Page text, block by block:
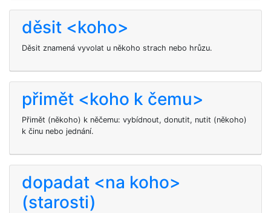
děsit <koho>
Děsit znamená vyvolat u někoho strach nebo hrůzu.
přimět <koho k čemu>
Přimět (někoho) k něčemu: vybídnout, donutit, nutit (někoho)
k činu nebo jednání.
dopadat <na koho>
(starosti)